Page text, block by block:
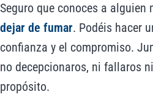
Seguro que conoces a alguien
dejar de fumar. Podéis hacer
confianza y el compromiso.
no decepcionaros, ni fallaros
propósito.